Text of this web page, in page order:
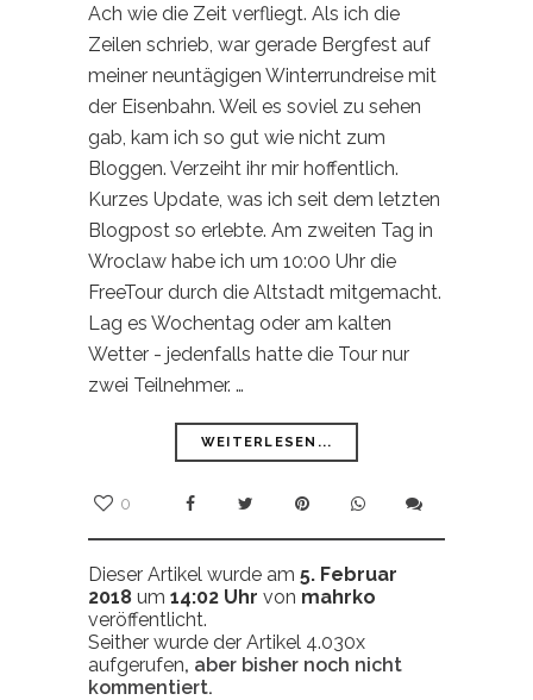
Ach wie die Zeit verfliegt. Als ich die
Zeilen schrieb, war gerade Bergfest auf
meiner neuntägigen Winterrundreise mit
der Eisenbahn. Weil es soviel zu sehen
gab, kam ich so gut wie nicht zum
Bloggen. Verzeiht ihr mir hoffentlich.
Kurzes Update, was ich seit dem letzten
Blogpost so erlebte. Am zweiten Tag in
Wroclaw habe ich um 10:00 Uhr die
FreeTour durch die Altstadt mitgemacht.
Lag es Wochentag oder am kalten
Wetter - jedenfalls hatte die Tour nur
zwei Teilnehmer. …
WEITERLESEN...
0
Dieser Artikel wurde am 5. Februar
2018 um 14:02 Uhr von mahrko
veröffentlicht.
Seither wurde der Artikel 4.030x
aufgerufen, aber bisher noch nicht
kommentiert.